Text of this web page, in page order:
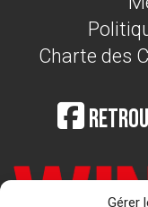
Gérer
Charte des